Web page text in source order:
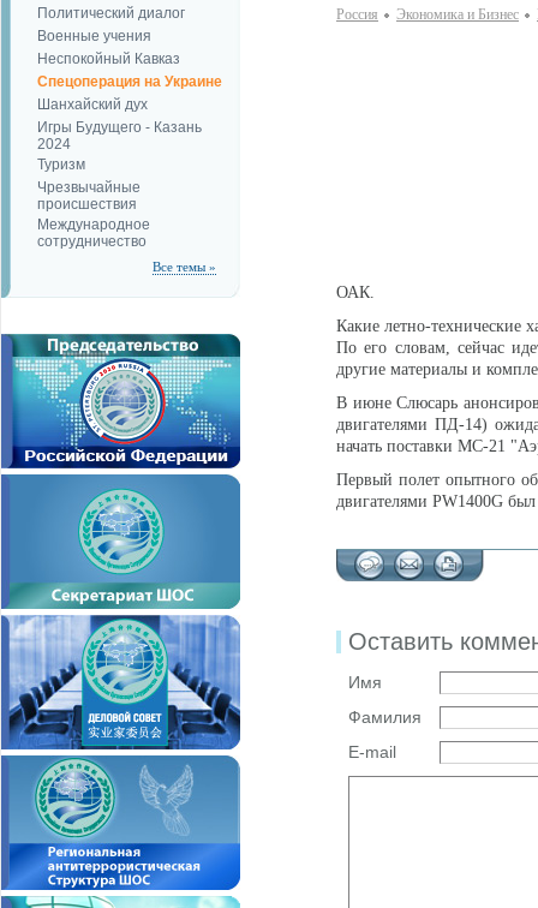
Политический диалог
Военные учения
Неспокойный Кавказ
Спецоперация на Украине
Шанхайский дух
Игры Будущего - Казань
2024
Туризм
Чрезвычайные
происшествия
Международное
сотрудничество
Все темы »
Россия Экономика и Бизнес
ОАК.
Какие летно-технические
По его словам, сейчас
другие материалы и
В июне Слюсарь
двигателями ПД-14)
начать поставки МС-21
Первый полет опытного
двигателями PW1400G
Оставить
Имя
Фамилия
E-mail